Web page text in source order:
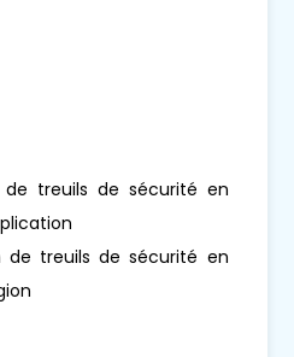
de treuils de sécurité en
de treuils de sécurité en